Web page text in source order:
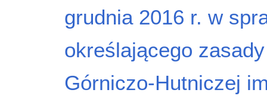
grudnia 2016 r. w
określającego
Górniczo-Hutniczej